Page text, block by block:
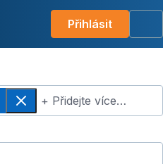
Přihlásit
Odebrat+ Přidejte více…